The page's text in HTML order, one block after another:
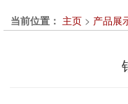
当前位置： 主页 > 产品展